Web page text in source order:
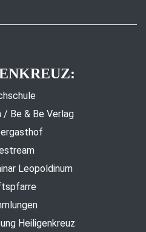
/ Be & Be Verlag
Leopoldinum
Heiligenkreuz